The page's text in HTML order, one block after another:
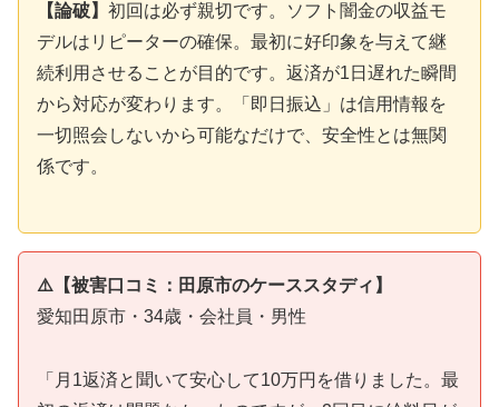
【論破】 初回は必ず親切です。ソフト闇金の収益モ
デルはリピーターの確保。最初に好印象を与えて継
続利用させることが目的です。返済が1日遅れた瞬間
から対応が変わります。「即日振込」は信用情報を
一切照会しないから可能なだけで、安全性とは無関
係です。
⚠️【被害口コミ：田原市のケーススタディ】
愛知田原市・34歳・会社員・男性
「月1返済と聞いて安心して10万円を借りました。最